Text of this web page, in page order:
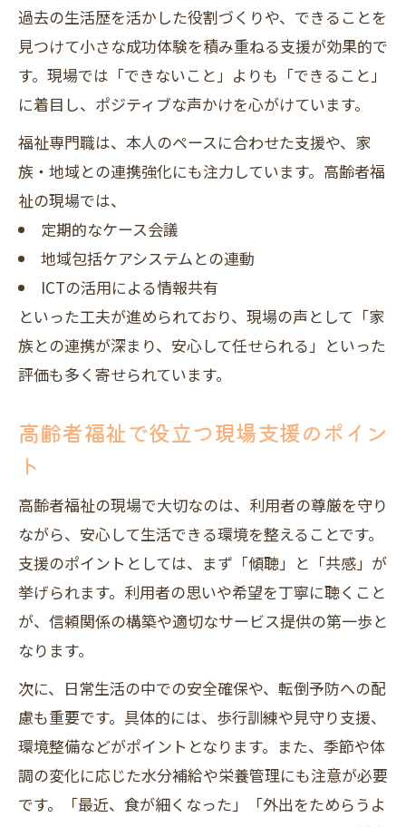
過去の生活歴を活かした役割づくりや、できることを
見つけて小さな成功体験を積み重ねる支援が効果的で
す。現場では「できないこと」よりも「できること」
に着目し、ポジティブな声かけを心がけています。
福祉専門職は、本人のペースに合わせた支援や、家
族・地域との連携強化にも注力しています。高齢者福
祉の現場では、
定期的なケース会議
地域包括ケアシステムとの連動
ICTの活用による情報共有
といった工夫が進められており、現場の声として「家
族との連携が深まり、安心して任せられる」といった
評価も多く寄せられています。
高齢者福祉で役立つ現場支援のポイン
ト
高齢者福祉の現場で大切なのは、利用者の尊厳を守り
ながら、安心して生活できる環境を整えることです。
支援のポイントとしては、まず「傾聴」と「共感」が
挙げられます。利用者の思いや希望を丁寧に聴くこと
が、信頼関係の構築や適切なサービス提供の第一歩と
なります。
次に、日常生活の中での安全確保や、転倒予防への配
慮も重要です。具体的には、歩行訓練や見守り支援、
環境整備などがポイントとなります。また、季節や体
調の変化に応じた水分補給や栄養管理にも注意が必要
です。「最近、食が細くなった」「外出をためらうよ